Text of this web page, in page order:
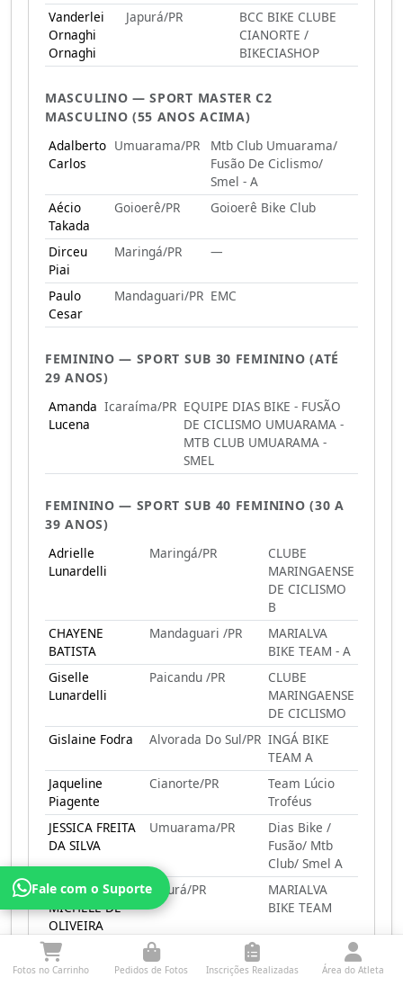
Vanderlei
Ornaghi
Ornaghi
Japurá/PR
BCC BIKE CLUBE
CIANORTE /
BIKECIASHOP
MASCULINO — SPORT MASTER C2
MASCULINO (55 ANOS ACIMA)
Adalberto
Carlos
Umuarama/PR
Mtb Club Umuarama/
Fusão De Ciclismo/
Smel - A
Aécio
Takada
Goioerê/PR Goioerê Bike Club
Dirceu
Piai
Maringá/PR —
Paulo
Cesar
Mandaguari/PR EMC
FEMININO — SPORT SUB 30 FEMININO (ATÉ
29 ANOS)
Amanda
Lucena
Icaraíma/PR EQUIPE DIAS BIKE - FUSÃO
DE CICLISMO UMUARAMA -
MTB CLUB UMUARAMA -
SMEL
FEMININO — SPORT SUB 40 FEMININO (30 A
39 ANOS)
Adrielle
Lunardelli
Maringá/PR
CLUBE
MARINGAENSE
DE CICLISMO
B
CHAYENE
BATISTA
Mandaguari /PR
MARIALVA
BIKE TEAM - A
Giselle
Lunardelli
Paicandu /PR
CLUBE
MARINGAENSE
DE CICLISMO
Gislaine Fodra
Alvorada Do Sul/PR INGÁ BIKE
TEAM A
Jaqueline
Piagente
Cianorte/PR
Team Lúcio
Troféus
JESSICA FREITA
DA SILVA
Umuarama/PR
Dias Bike /
Fusão/ Mtb
Club/ Smel A
JESSICA
MICHELE DE
OLIVEIRA
Japurá/PR
MARIALVA
BIKE TEAM
JULIANA THAIS
NERY
Cianorte/PR
CLUBE
Fale com o Suporte
Fotos no Carrinho Pedidos de Fotos Inscrições Realizadas Área do Atleta